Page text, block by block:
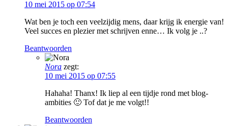
10 mei 2015 op 07:54
Wat ben je toch een veelzijdig mens, daar krijg ik energie van!
Veel succes en plezier met schrijven enne… Ik volg je ..?
Beantwoorden
Nora zegt:
10 mei 2015 op 07:55
Hahaha! Thanx! Ik liep al een tijdje rond met blog-
ambities 🙂 Tof dat je me volgt!!
Beantwoorden